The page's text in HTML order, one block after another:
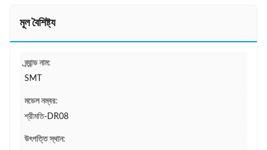
মূল বৈশিষ্ট্য
ব্র্যান্ড নাম:
SMT
মডেল নম্বর:
শ্রীমতি-DR08
উৎপত্তি স্থান: